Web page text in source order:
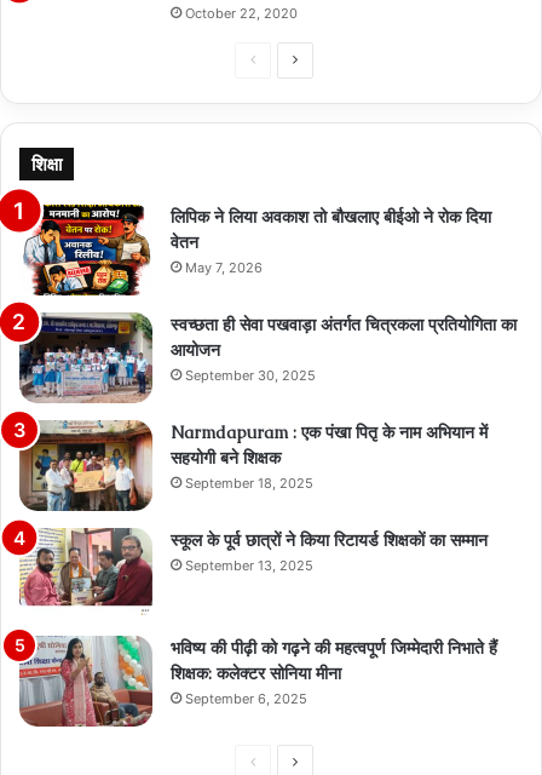
October 22, 2020
PreviousNext
शिक्षा
लिपिक ने लिया अवकाश तो बौखलाए बीईओ ने रोक दिया
वेतन
May 7, 2026
स्वच्छता ही सेवा पखवाड़ा अंतर्गत चित्रकला प्रतियोगिता का
आयोजन
September 30, 2025
Narmdapuram : एक पंखा पितृ के नाम अभियान में
सहयोगी बने शिक्षक
September 18, 2025
स्कूल के पूर्व छात्रों ने किया रिटायर्ड शिक्षकों का सम्मान
September 13, 2025
भविष्य की पीढ़ी को गढ़ने की महत्वपूर्ण जिम्मेदारी निभाते हैं
शिक्षक: कलेक्टर सोनिया मीना
September 6, 2025
PreviousNext